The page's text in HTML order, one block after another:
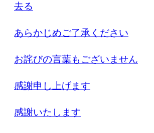
去る
あらかじめご了承ください
お詫びの言葉もございません
感謝申し上げます
感謝いたします